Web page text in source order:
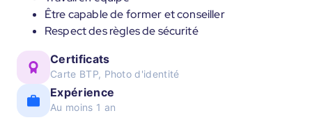
Être capable de former et conseiller
Respect des règles de sécurité
Certificats
Carte BTP, Photo d'identité
Expérience
Au moins 1 an